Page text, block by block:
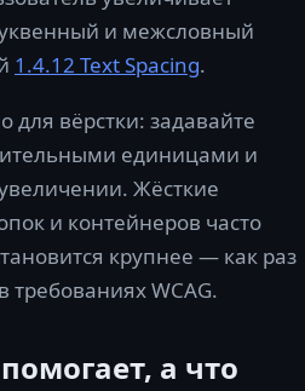
и межсловный
1.4.12 Text Spacing.
вёрстки: задавайте
единицами и
Жёсткие
и контейнеров часто
крупнее — как раз
требованиях WCAG.
а что